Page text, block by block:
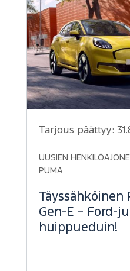
Tarjous päättyy:
UUSIEN
PUMA
Täyssähköinen
Gen-E – Ford-
huippueduin!